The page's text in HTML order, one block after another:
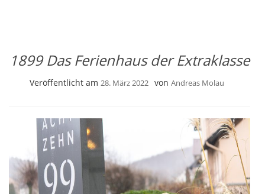
1899 Das Ferienhaus der Extraklasse
Veröffentlicht am 28. März 2022 von Andreas Molau